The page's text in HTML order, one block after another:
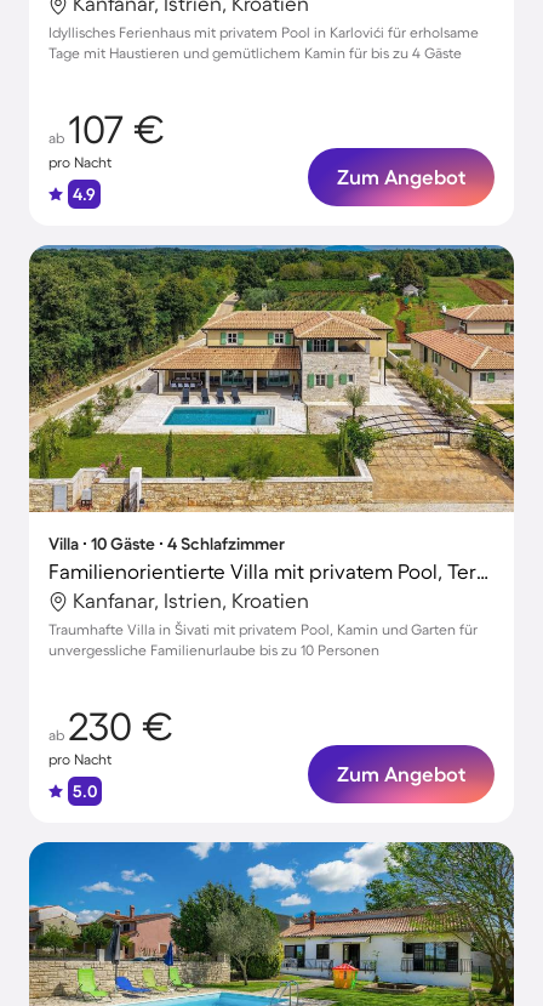
Idyllisches Ferienhaus mit privatem Pool in Karlovići für erholsame
Tage mit Haustieren und gemütlichem Kamin für bis zu 4 Gäste
ab 107 €
pro Nacht
4.9
Zum Angebot
Villa ∙ 10 Gäste ∙ 4 Schlafzimmer
Familienorientierte Villa mit privatem Pool, Terrasse und Grill
Kanfanar, Istrien, Kroatien
Traumhafte Villa in Šivati mit privatem Pool, Kamin und Garten für
unvergessliche Familienurlaube bis zu 10 Personen
ab 230 €
pro Nacht
5.0
Zum Angebot